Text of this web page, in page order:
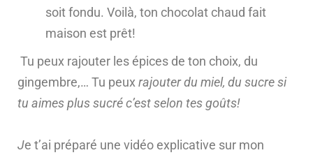
soit fondu. Voilà, ton chocolat chaud fait
maison est prêt!
Tu peux rajouter les épices de ton choix, du
gingembre,… Tu peuxrajouter du miel, du sucre si
tu aimes plus sucré c’est selon tes goûts!
Je t’ai préparé une vidéo explicative sur mon